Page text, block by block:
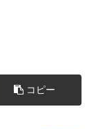
コピー